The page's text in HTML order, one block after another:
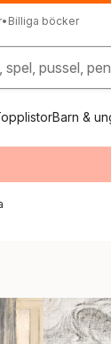
• Billiga böcker
spel, pussel,
Barn &